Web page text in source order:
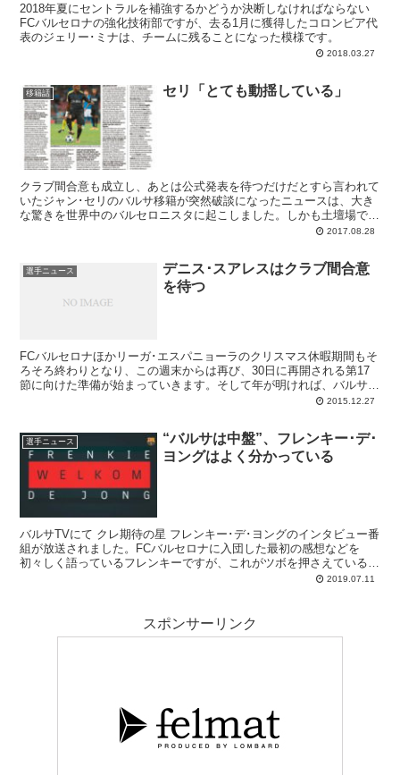
2018年夏にセントラルを補強するかどうか決断しなければならない
FCバルセロナの強化技術部ですが、去る1月に獲得したコロンビア代
表のジェリー･ミナは、チームに残ることになった模様です。
2018.03.27
移籍話 セリ「とても動揺している」
クラブ間合意も成立し、あとは公式発表を待つだけだとすら言われて
いたジャン･セリのバルサ移籍が突然破談になったニュースは、大き
な驚きを世界中のバルセロニスタに起こしました。しかも土壇場で獲
2017.08.28
選手ニュース
デニス･スアレスはクラブ間合意
を待つ
FCバルセロナほかリーガ･エスパニョーラのクリスマス休暇期間もそ
ろそろ終わりとなり、この週末からは再び、30日に再開される第17
節に向けた準備が始まっていきます。そして年が明ければ、バルサに
とって待ちに待った冬の移籍マーケットが開始。アルダ･トゥラン、
てもいられないミニ休暇を過ごしていることでしょう。二人以外に注
目されるのは、前線を補強したがっているバルサがどの選手をその対
象に選出し、契約を結ぶのか。ここ最近MD紙が押しているのは、ビ
ジャレアルで活躍しているデニス･スアレスです。
2015.12.27
選手ニュース
“バルサは中盤”、フレンキー･デ･
ヨングはよく分かっている
バルサTVにて クレ期待の星 フレンキー･デ･ヨングのインタビュー番
組が放送されました。FCバルセロナに入団した最初の感想などを
初々しく語っているフレンキーですが、これがツボを押さえていると
いうか、バルセロニスタを嬉しくさせる言葉がたくさんで 2019.07.11
スポンサーリンク